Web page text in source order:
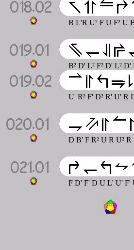
B L'R U² F U F²
B² D' L² F² D' L² D'
U' R² F' D² R' U' R
D B' F R² U R U²
F D' F' D U L' U' F'